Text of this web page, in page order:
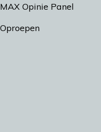
MAX Opinie Panel
Oproepen